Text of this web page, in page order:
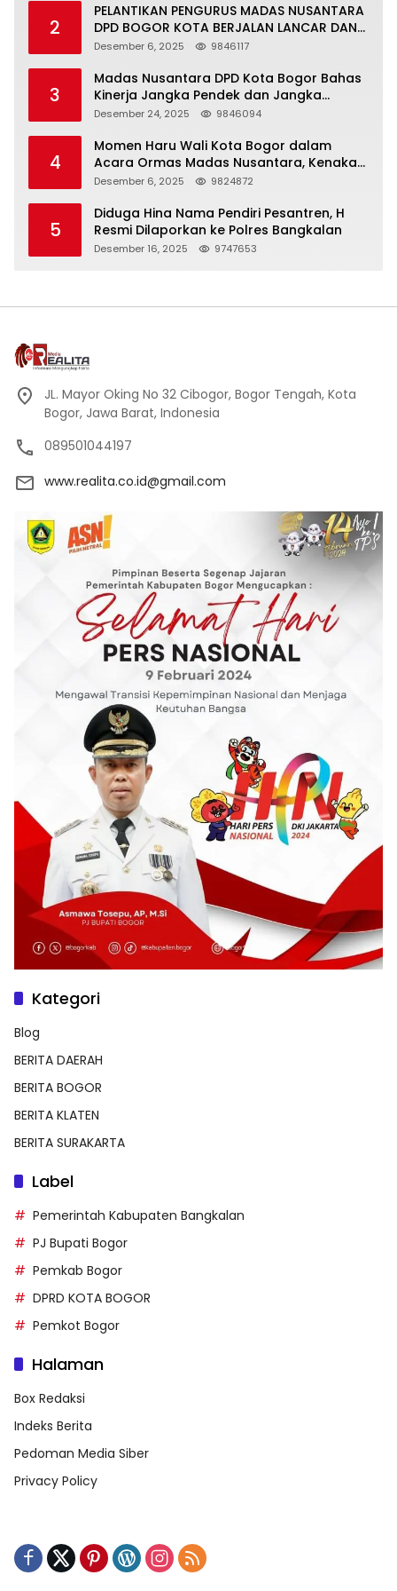
2
PELANTIKAN PENGURUS MADAS NUSANTARA
DPD BOGOR KOTA BERJALAN LANCAR DAN
KHIDMAT
Desember 6, 2025 9846117
3
Madas Nusantara DPD Kota Bogor Bahas
Kinerja Jangka Pendek dan Jangka
Panjang
Desember 24, 2025 9846094
4
Momen Haru Wali Kota Bogor dalam
Acara Ormas Madas Nusantara, Kenakan
Peci Hitam Tinggi sebagai Simbol
Desember 6, 2025 9824872
5
Diduga Hina Nama Pendiri Pesantren, H
Resmi Dilaporkan ke Polres Bangkalan
Desember 16, 2025 9747653
JL. Mayor Oking No 32 Cibogor, Bogor Tengah, Kota
Bogor, Jawa Barat, Indonesia
089501044197
www.realita.co.id@gmail.com
Kategori
Blog
BERITA DAERAH
BERITA BOGOR
BERITA KLATEN
BERITA SURAKARTA
Label
Pemerintah Kabupaten Bangkalan
PJ Bupati Bogor
Pemkab Bogor
DPRD KOTA BOGOR
Pemkot Bogor
Halaman
Box Redaksi
Indeks Berita
Pedoman Media Siber
Privacy Policy